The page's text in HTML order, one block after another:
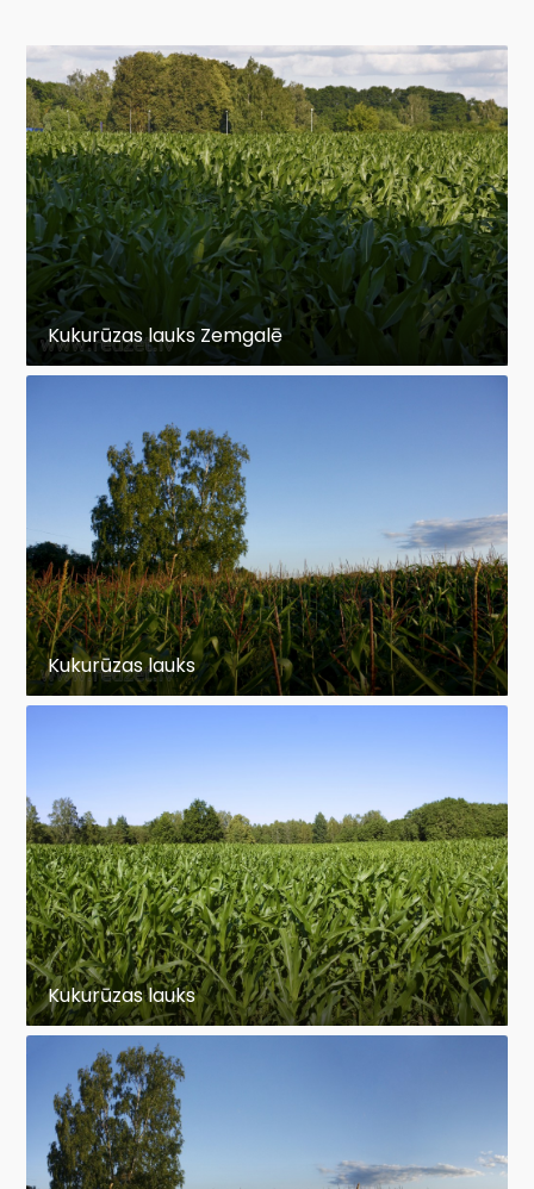
Kukurūzas lauks Zemgalē
Kukurūzas lauks
Kukurūzas lauks